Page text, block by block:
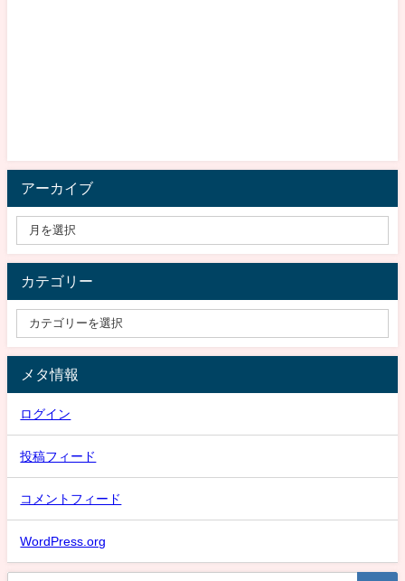
アーカイブ
カテゴリー
メタ情報
ログイン
投稿フィード
コメントフィード
WordPress.org